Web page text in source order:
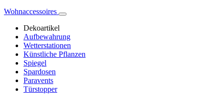
Wohnaccessoires
Dekoartikel
Aufbewahrung
Wetterstationen
Künstliche Pflanzen
Spiegel
Spardosen
Paravents
Türstopper